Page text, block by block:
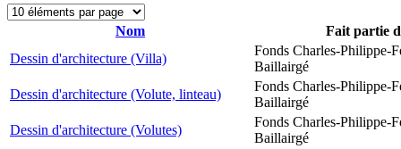
Nom
Fait partie
Dessin d'architecture (Villa)
Fonds Charles-Philippe-
Baillairgé
Dessin d'architecture (Volute, linteau)
Fonds Charles-Philippe-
Baillairgé
Dessin d'architecture (Volutes)
Fonds Charles-Philippe-
Baillairgé